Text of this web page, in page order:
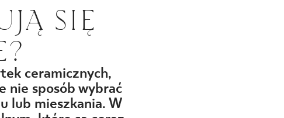
UK
RU
55 66 77
SIĘ
ceramicznych,
nie sposób wybrać
lub mieszkania. W